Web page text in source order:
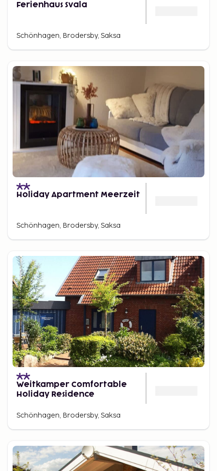
Ferienhaus Svala
Schönhagen, Brodersby, Saksa
Holiday Apartment Meerzeit
Schönhagen, Brodersby, Saksa
Weitkamper Comfortable
Holiday Residence
Schönhagen, Brodersby, Saksa